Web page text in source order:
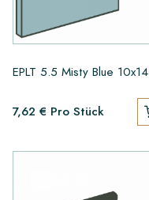
EPLT 5.5 Misty Blue 10x14
7,62 € Pro Stück